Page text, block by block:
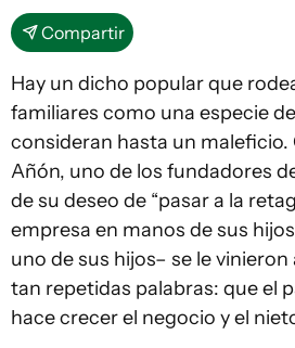
Compartir
Hay un dicho popular que
familiares como una especie
consideran hasta un maleficio.
Añón, uno de los fundadores
de su deseo de “pasar a la
empresa en manos de sus
uno de sus hijos– se le
tan repetidas palabras: que el
hace crecer el negocio y el